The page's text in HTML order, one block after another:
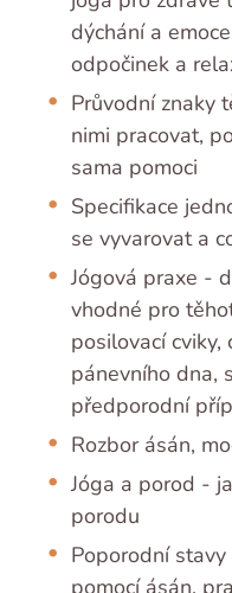
dýchání a
odpočinek a
Průvodní znaky
nimi pracovat,
sama pomoci
Specifikace
se vyvarovat a
Jógová praxe -
vhodné pro
posilovací
pánevního dna,
předporodní
Rozbor ásán,
Jóga a porod -
porodu
Poporodní
pomocí ásán,